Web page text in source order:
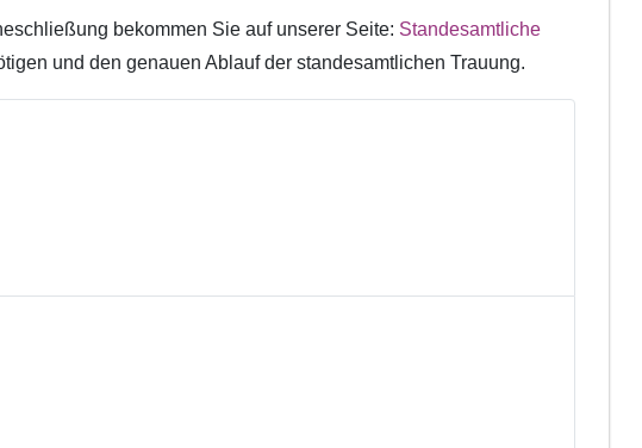
bekommen Sie auf unserer Seite: Standesamtliche
und den genauen Ablauf der standesamtlichen Trauung.